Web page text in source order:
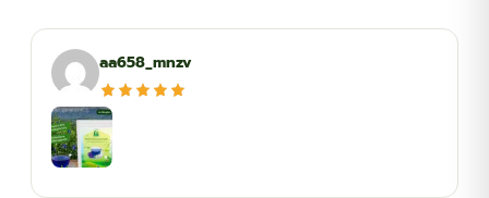
aa658_mnzv